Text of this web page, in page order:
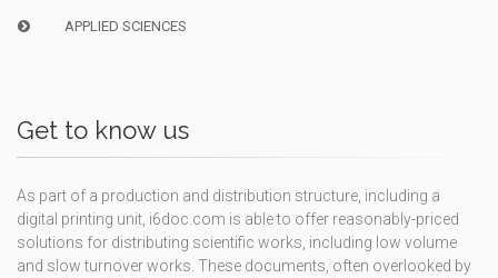
APPLIED SCIENCES
Get to know us
As part of a production and distribution structure, including a
digital printing unit, i6doc.com is able to offer reasonably-priced
solutions for distributing scientific works, including low volume
and slow turnover works. These documents, often overlooked by